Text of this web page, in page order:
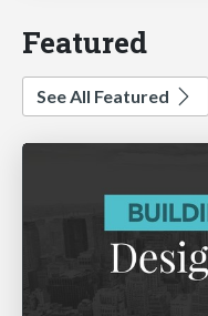
Featured
See All Featured